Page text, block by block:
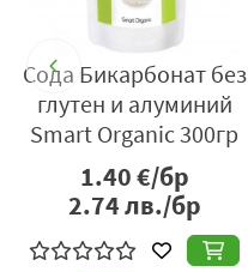
Сода Бикарбонат без
глутен и алуминий
Smart Organic 300гр
1.40€/бр
2.74лв./бр